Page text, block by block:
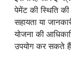
पेमेंट की स्थिति
सहायता या
योजना की
उपयोग कर सकते